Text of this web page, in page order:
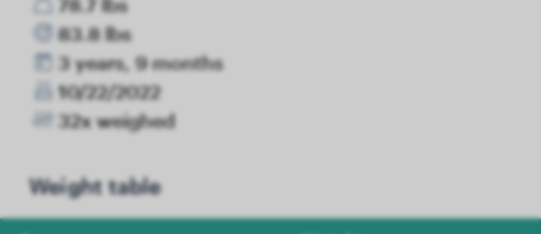
83.8 lbs
3 years, 9 months
10/22/2022
32x weighed
Weight table